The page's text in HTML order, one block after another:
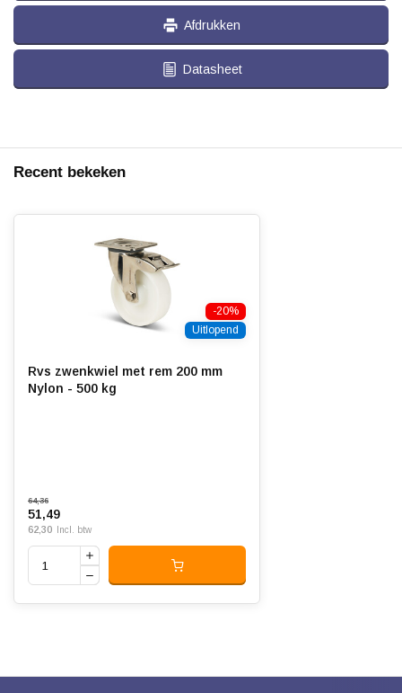
Afdrukken
Datasheet
Recent bekeken
-20%
Uitlopend
Rvs zwenkwiel met rem 200 mm
Nylon - 500 kg
64,36
51,49
62,30 Incl. btw